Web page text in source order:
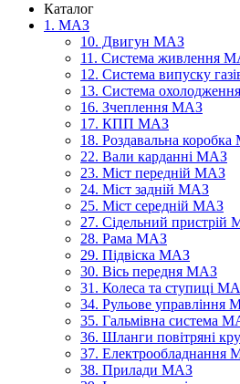
Каталог
1. МАЗ
10. Двигун МАЗ
11. Система живлення
12. Система випуску
13. Система
16. Зчеплення МАЗ
17. КПП МАЗ
18. Роздавальна
22. Вали карданні МАЗ
23. Міст передній МАЗ
24. Міст задній МАЗ
25. Міст середній МАЗ
27. Сідельний пристрій
28. Рама МАЗ
29. Підвіска МАЗ
30. Вісь передня МАЗ
31. Колеса та ступиці
34. Рульове управління
35. Гальмівна система
36. Шланги повітряні
37. Електрообладнання
38. Прилади МАЗ